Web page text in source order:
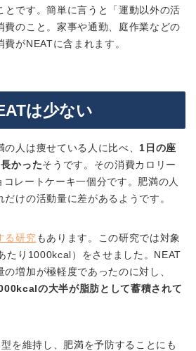
とです。簡単に言うと「運動以外の活
費のこと。家事や通勤、庭作業などの
がNEATに含まれます。
は少ない
の人は痩せている人に比べ、 1日の座
かったそうです。その消費カロリー
コレートケーキ一個分です。肥満の人
けの活動量に差があるようです。
る研究もあります。この研究では対象
たり1000kcal）をさせました。NEAT
増加が極軽度であったのに対し、
の大半が脂肪として蓄積されて
を維持し、肥満を予防することにも